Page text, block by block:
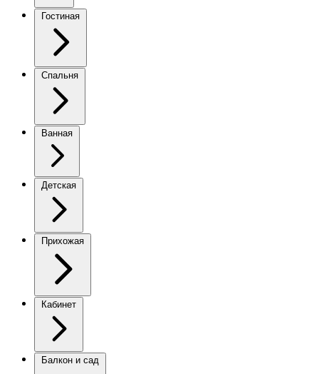
Гостиная
Спальня
Ванная
Детская
Прихожая
Кабинет
Балкон и сад